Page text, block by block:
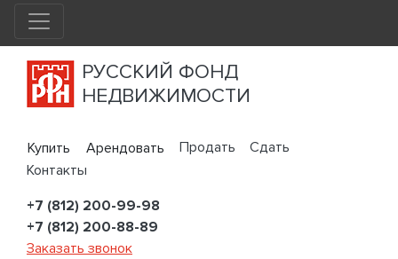
РУССКИЙ ФОНД
НЕДВИЖИМОСТИ
Купить Арендовать Продать
Сдать
Контакты
+7 (812) 200-99-98
+7 (812) 200-88-89
Заказать звонок